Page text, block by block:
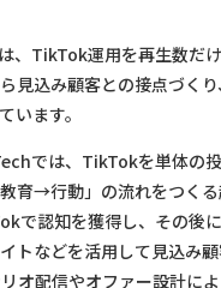
、TikTok運用を再生数だ
見込み顧客との接点づく
います。
では、TikTokを単体の
育→行動」の流れをつくる
で認知を獲得し、その後
トなどを活用して見込み顧
オ配信やオファー設計に